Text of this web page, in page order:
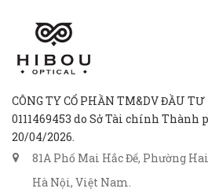
CÔNG TY CỔ PHẦN TM&DV ĐẦU
0111469453 do Sở Tài chính Thành
20/04/2026.
81A Phố Mai Hắc Đế, Phường
Hà Nội, Việt Nam.